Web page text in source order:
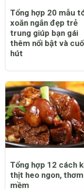
Tổng hợp 20 mẫu
xoăn ngắn đẹp trẻ
trung giúp bạn gái
thêm nổi bật và
hút
Tổng hợp 12 cách
thịt heo ngon, thơm
mềm